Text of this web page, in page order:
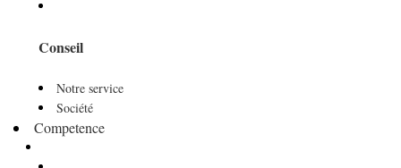
Conseil
Notre service
Société
Competence